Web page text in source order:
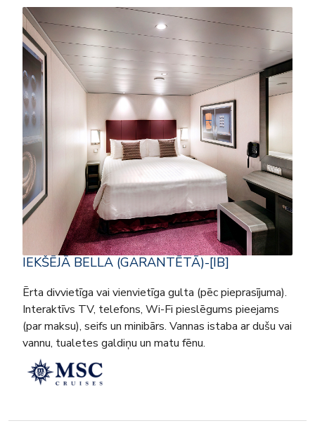
IEKŠĒJĀ BELLA (GARANTĒTĀ)-[IB]
Ērta divvietīga vai vienvietīga gulta (pēc pieprasījuma).
Interaktīvs TV, telefons, Wi-Fi pieslēgums pieejams
(par maksu), seifs un minibārs. Vannas istaba ar dušu vai
vannu, tualetes galdiņu un matu fēnu.